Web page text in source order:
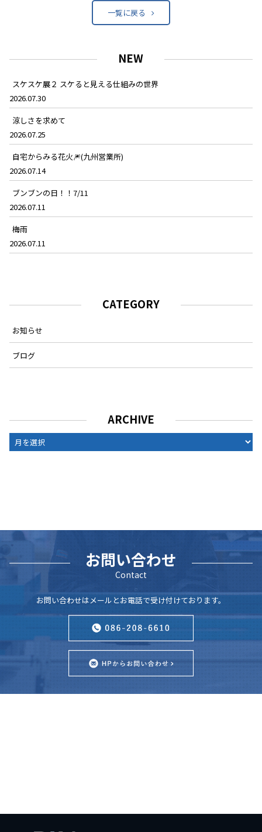
一覧に戻る
NEW
スケスケ展２ スケると見える仕組みの世界
2026.07.30
涼しさを求めて
2026.07.25
自宅からみる花火🎆(九州営業所)
2026.07.14
ブンブンの日！！7/11
2026.07.11
梅雨
2026.07.11
CATEGORY
お知らせ
ブログ
ARCHIVE
ARCHIVE
お問い合わせ
Contact
お問い合わせはメールとお電話で受け付けております。